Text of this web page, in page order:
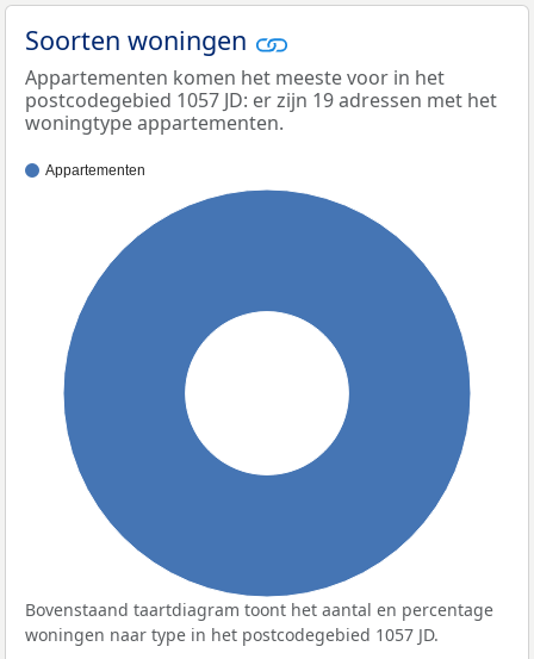
Soorten woningen
Appartementen komen het meeste voor in het
postcodegebied 1057 JD: er zijn 19 adressen met het
woningtype appartementen.
Appartementen
Bovenstaand taartdiagram toont het aantal en percentage
woningen naar type in het postcodegebied 1057 JD.